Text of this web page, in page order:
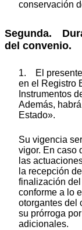
conservación
Segunda.
del convenio.
1. El presente
en el Registro
Instrumentos
Además,
Estado».
Su vigencia
vigor. En caso
las
la recepción
finalización
conforme a lo
otorgantes del
su prórroga
adicionales.